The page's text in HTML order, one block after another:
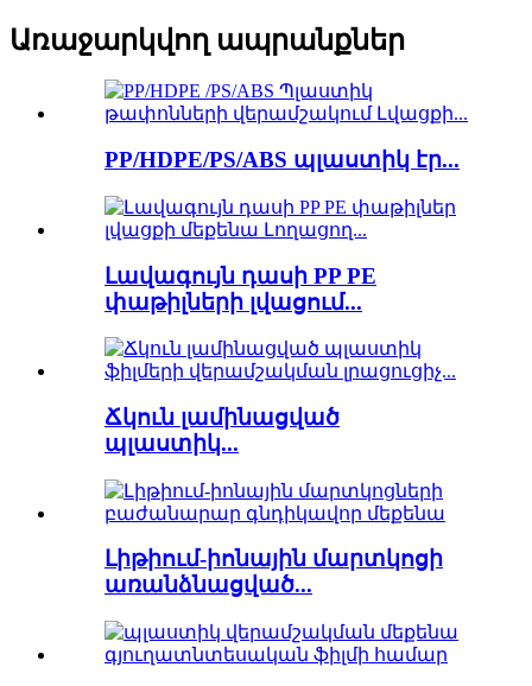
Առաջարկվող ապրանքներ
PP/HDPE/PS/ABS պլաստիկ էր...
Լավագույն դասի PP PE
փաթիլների լվացում...
Ճկուն լամինացված
պլաստիկ...
Լիթիում-իոնային մարտկոցի
առանձնացված...